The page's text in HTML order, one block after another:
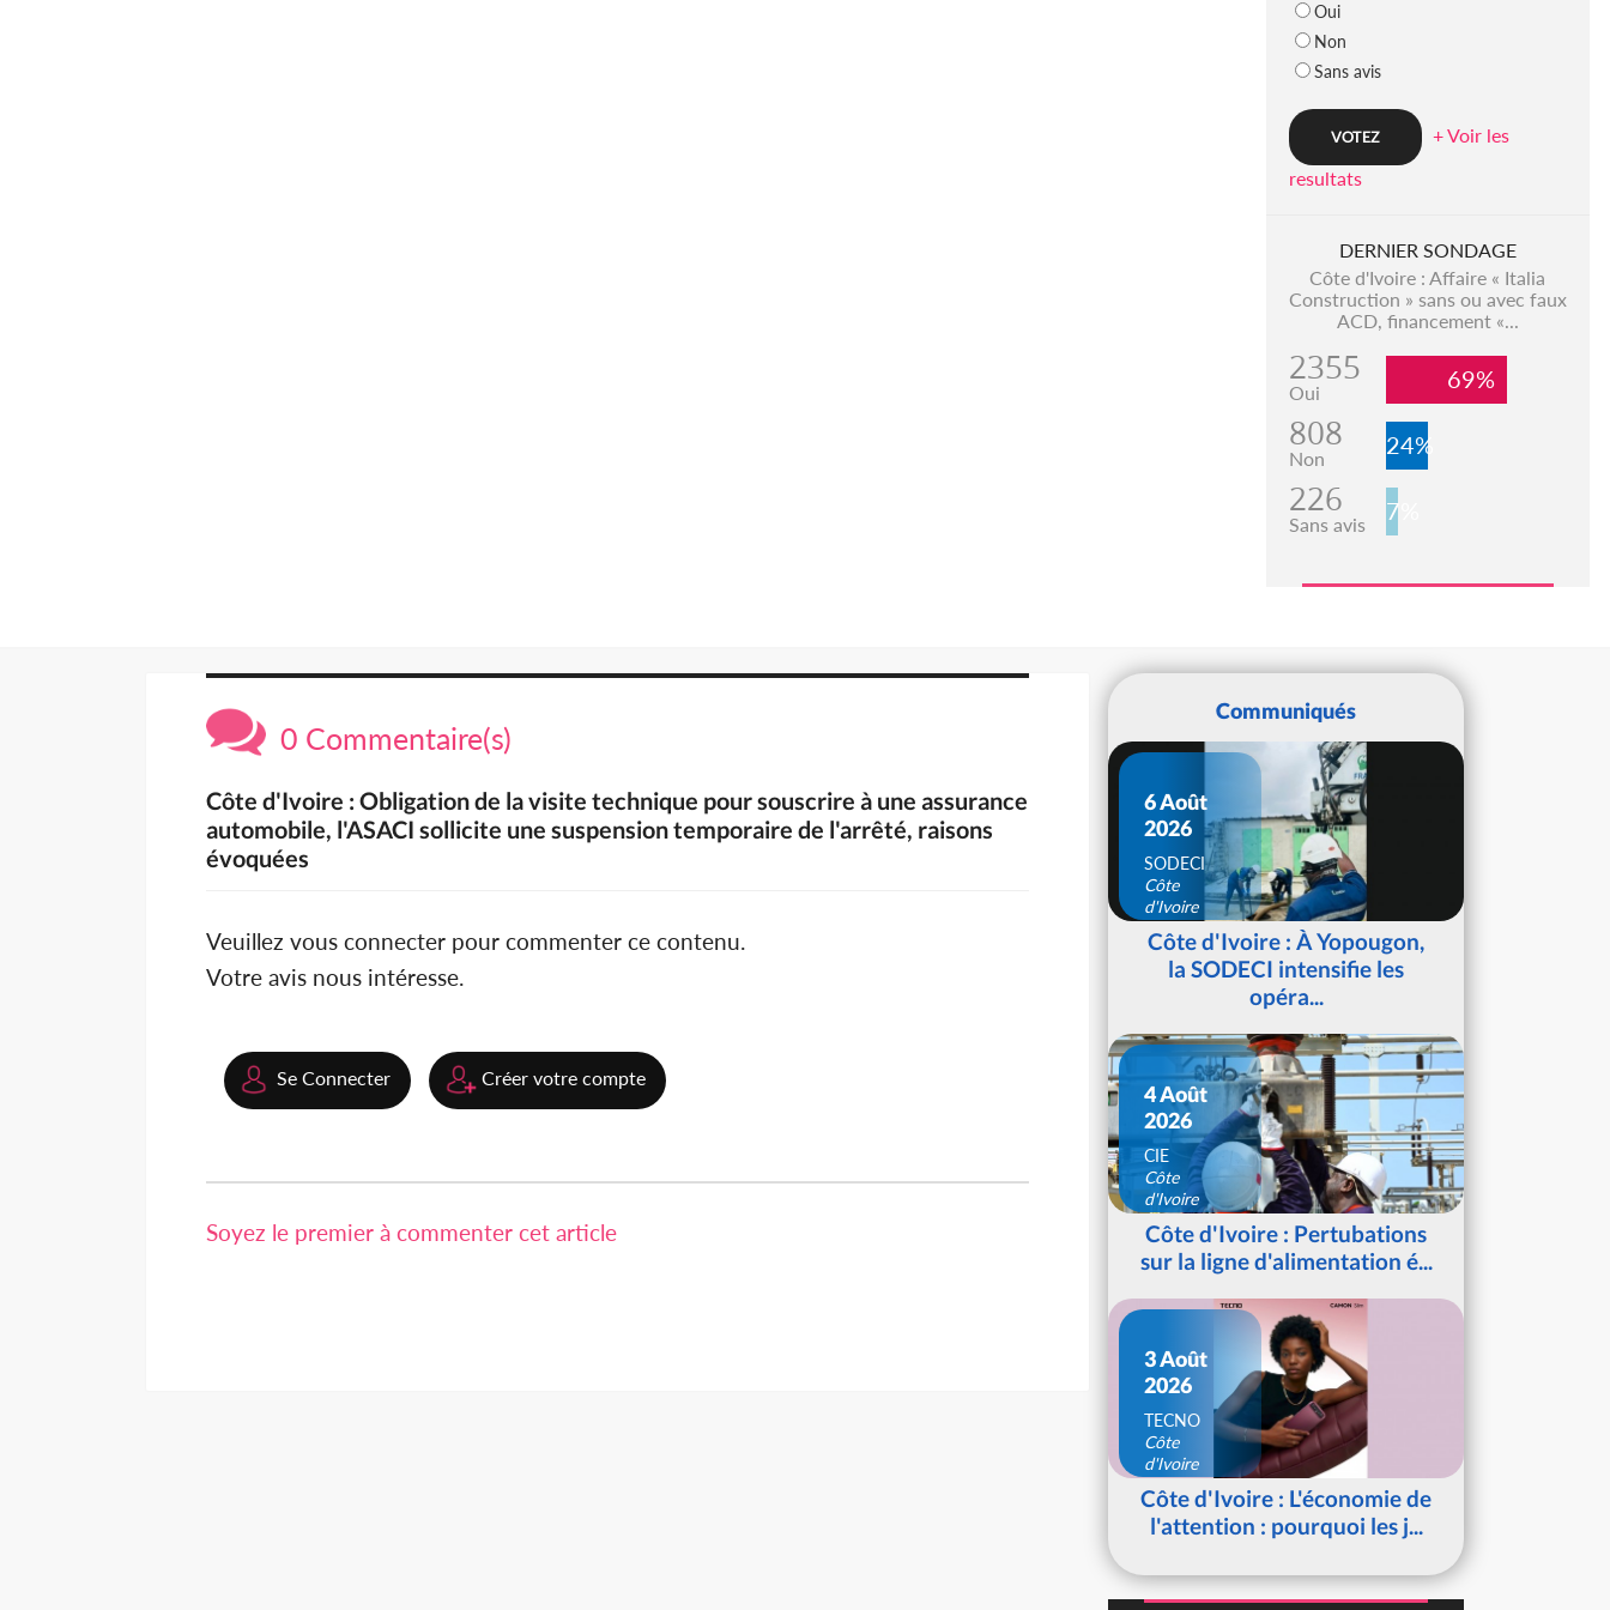
Oui
Non
Sans avis
+ Voir les
resultats
DERNIER SONDAGE
Côte d'Ivoire : Affaire « Italia
Construction » sans ou avec faux
ACD, financement «...
2355
Oui 69%
808
Non 24%
226
Sans avis 7%
0 Commentaire(s)
Côte d'Ivoire : Obligation de la visite technique pour souscrire à une assurance
automobile, l'ASACI sollicite une suspension temporaire de l'arrêté, raisons
évoquées
Veuillez vous connecter pour commenter ce contenu.
Votre avis nous intéresse.
Se Connecter Créer votre compte
Soyez le premier à commenter cet article
Communiqués
6 Août
2026
SODECI
Côte
d'Ivoire
Côte d'Ivoire : À Yopougon,
la SODECI intensifie les
opéra...
4 Août
2026
CIE
Côte
d'Ivoire
Côte d'Ivoire : Pertubations
sur la ligne d'alimentation é...
3 Août
2026
TECNO
Côte
d'Ivoire
Côte d'Ivoire : L'économie de
l'attention : pourquoi les j...